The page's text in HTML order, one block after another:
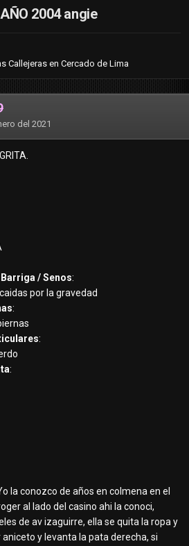
2004 angie
Callejeras en Cercado de Lima
del 2021
/ Senos:
por la gravedad
:
:
:
la conozco de años en colmena en el
al lado del casino ahi la conoci,
de av izaguirre, ella se quita la ropa y
y levanta la pata derecha, si